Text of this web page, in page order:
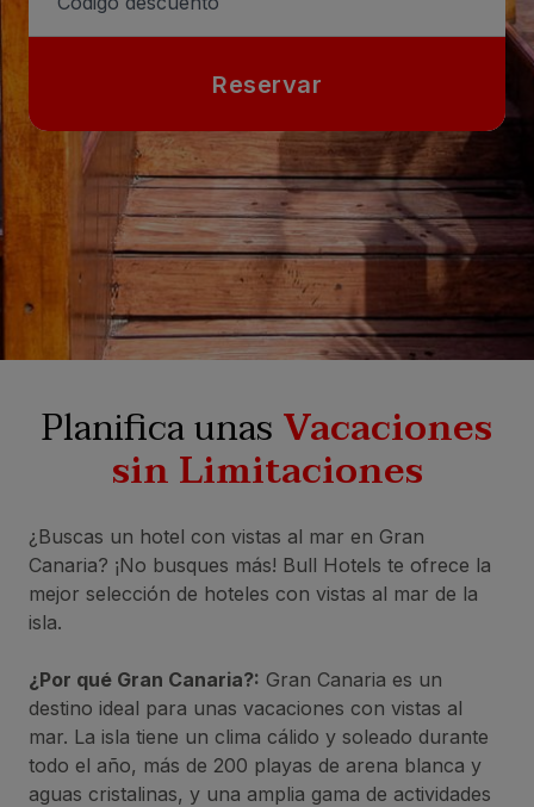
Reservar
Planifica unasVacaciones
sin Limitaciones
¿Buscas un hotel con vistas al mar en Gran
Canaria? ¡No busques más! Bull Hotels te ofrece la
mejor selección de hoteles con vistas al mar de la
isla.
¿Por qué Gran Canaria?: Gran Canaria es un
destino ideal para unas vacaciones con vistas al
mar. La isla tiene un clima cálido y soleado durante
todo el año, más de 200 playas de arena blanca y
aguas cristalinas, y una amplia gama de actividades